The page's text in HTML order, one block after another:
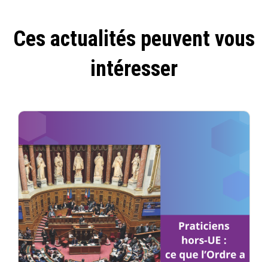
Ces actualités peuvent vous
intéresser